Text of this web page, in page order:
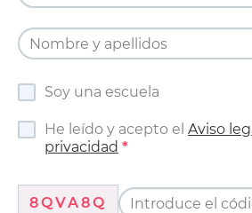
Soy una escuela
He leído y acepto el Aviso
privacidad
8QVA8Q